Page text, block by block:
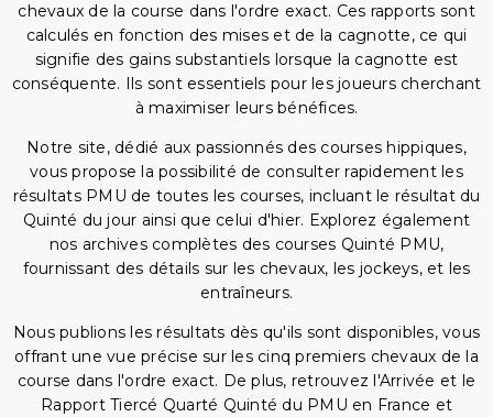
chevaux de la course dans l'ordre exact. Ces rapports sont
calculés en fonction des mises et de la cagnotte, ce qui
signifie des gains substantiels lorsque la cagnotte est
conséquente. Ils sont essentiels pour les joueurs cherchant
à maximiser leurs bénéfices.
Notre site, dédié aux passionnés des courses hippiques,
vous propose la possibilité de consulter rapidement les
résultats PMU de toutes les courses, incluant le résultat du
Quinté du jour ainsi que celui d'hier. Explorez également
nos archives complètes des courses Quinté PMU,
fournissant des détails sur les chevaux, les jockeys, et les
entraîneurs.
Nous publions les résultats dès qu'ils sont disponibles, vous
offrant une vue précise sur les cinq premiers chevaux de la
course dans l'ordre exact. De plus, retrouvez l'Arrivée et le
Rapport Tiercé Quarté Quinté du PMU en France et